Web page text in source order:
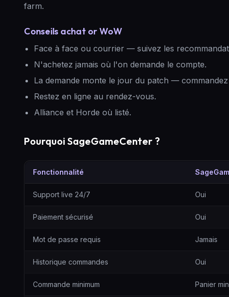
farm.
Conseils achat or WoW
Face à face ou courrier — suivez les
N'achetez jamais où l'on demande le compte.
La demande monte le jour du patch —
Restez en ligne au rendez-vous.
Alliance et Horde où listé.
Pourquoi SageGameCenter ?
Fonctionnalité
Support live 24/7 Oui
Paiement sécurisé Oui
Mot de passe requis Jamais
Historique commandes Oui
Commande minimum Panier